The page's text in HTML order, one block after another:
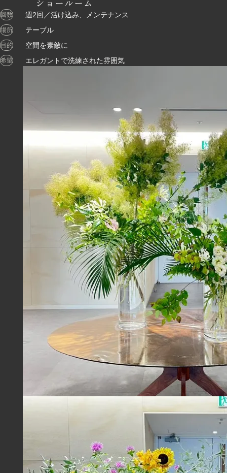
ショールーム
回数 週2回／活け込み、メンテナンス
場所 テーブル
目的 空間を素敵に
希望 エレガントで洗練された雰囲気